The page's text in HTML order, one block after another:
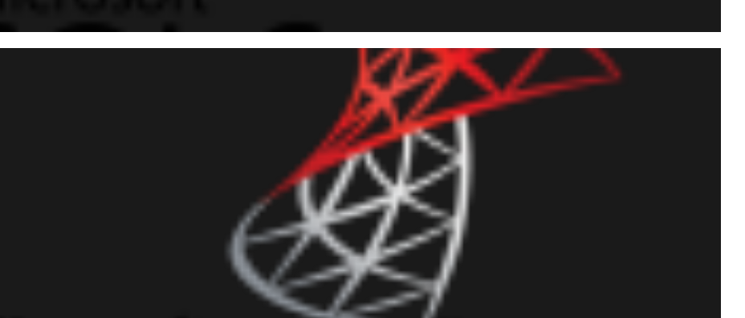
Como listar os Jobs (schedules, commands, steps) via